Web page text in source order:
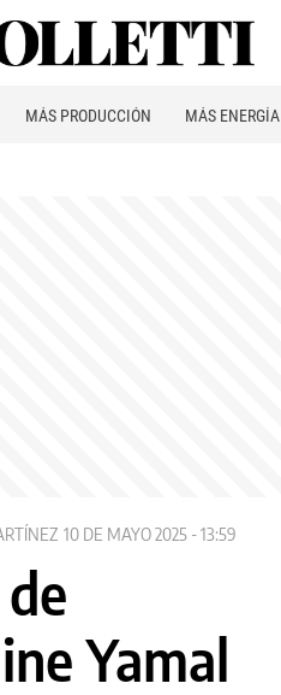
MÁS PRODUCCIÓN MÁS ENERGÍA
10 DE MAYO 2025 - 13:59
Yamal